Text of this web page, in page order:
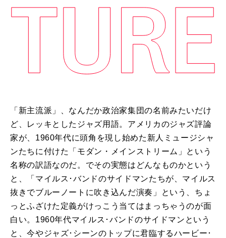
「新主流派」、なんだか政治家集団の名前みたいだけ
ど、レッキとしたジャズ用語。アメリカのジャズ評論
家が、1960年代に頭角を現し始めた新人ミュージシャ
ンたちに付けた「モダン・メインストリーム」という
名称の訳語なのだ。でその実態はどんなものかという
と、「マイルス･バンドのサイドマンたちが、マイルス
抜きでブルーノートに吹き込んだ演奏」という、ちょ
っとふざけた定義がけっこう当てはまっちゃうのが面
白い。1960年代マイルス･バンドのサイドマンという
と、今やジャズ･シーンのトップに君臨するハービー･